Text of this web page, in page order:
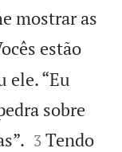
mostrar as
estão
ele. “Eu
sobre


3 Tendo